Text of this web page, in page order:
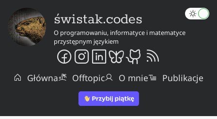
świstak.codes
O programowaniu, informatyce i matematyce
przystępnym językiem
Główna Offtopic O mnie Publikacje